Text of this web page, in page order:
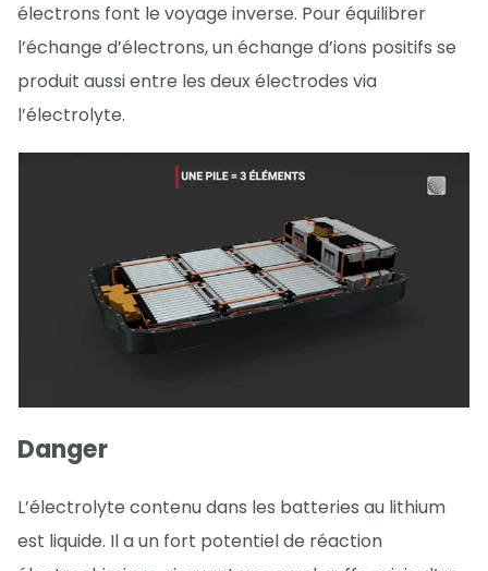
électrons font le voyage inverse. Pour équilibrer
l’échange d’électrons, un échange d’ions positifs se
produit aussi entre les deux électrodes via
l’électrolyte.
Danger
L’électrolyte contenu dans les batteries au lithium
est liquide. Il a un fort potentiel de réaction